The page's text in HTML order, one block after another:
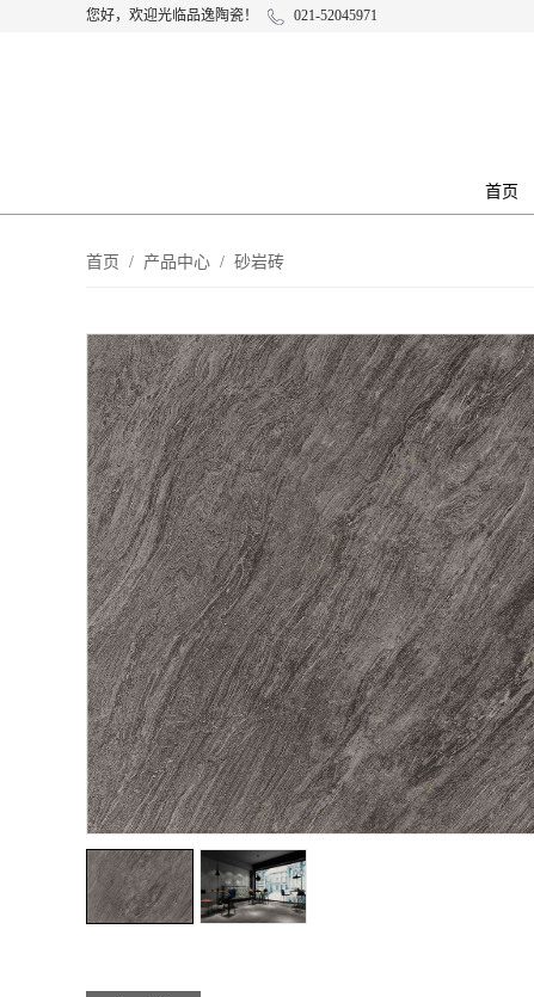
您好，欢迎光临品逸陶瓷！ 021-52045971
首页
首页 / 产品中心 / 砂岩砖